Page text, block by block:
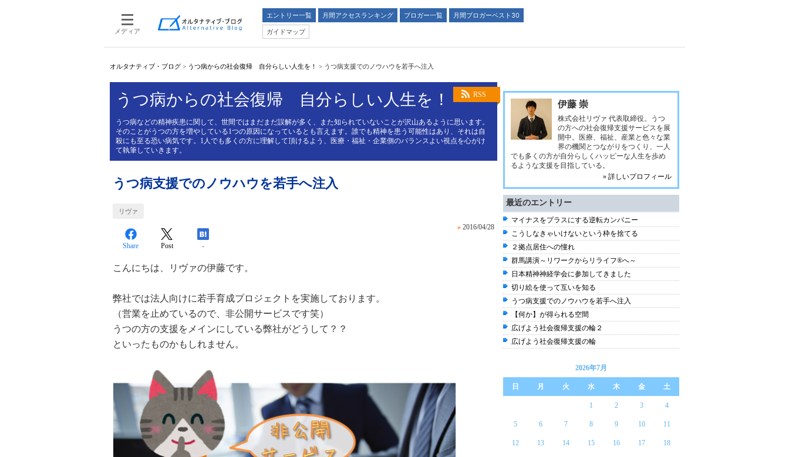
メディア
エントリー一覧 月間アクセスランキング ブロガー一覧
月間ブロガーベスト30
ガイドマップ
オルタナティブ・ブログ > うつ病からの社会復帰 自分らしい人生を！ > うつ病支援でのノウハウを若手へ注入
RSS
うつ病からの社会復帰 自分らしい人生を！
うつ病などの精神疾患に関して、世間ではまだまだ誤解が多く、また知られていないことが沢山あるように思います。
そのことがうつの方を増やしている1つの原因になっているとも言えます。誰でも精神を患う可能性はあり、それは自
殺にも至る恐い病気です。1人でも多くの方に理解して頂けるよう、医療・福祉・企業側のバランスよい視点を心がけ
て執筆していきます。
うつ病支援でのノウハウを若手へ注入
リヴァ
» 2016/04/28
Share Post -
こんにちは、リヴァの伊藤です。
弊社では法人向けに若手育成プロジェクトを実施しております。
（営業を止めているので、非公開サービスです笑）
うつの方の支援をメインにしている弊社がどうして？？
といったものかもしれません。
伊藤 崇
株式会社リヴァ 代表取締役。うつ
の方への社会復帰支援サービスを展
開中。医療、福祉、産業と色々な業
界の機関とつながりをつくり、一人
でも多くの方が自分らしくハッピーな人生を歩め
るような支援を目指している。
» 詳しいプロフィール
最近のエントリー
マイナスをプラスにする逆転カンパニー
こうしなきゃいけないという枠を捨てる
２拠点居住への憧れ
群馬講演～リワークからリライフ®へ～
日本精神神経学会に参加してきました
切り絵を使って互いを知る
うつ病支援でのノウハウを若手へ注入
【何か】が得られる空間
広げよう社会復帰支援の輪２
広げよう社会復帰支援の輪
2026年7月
日 月 火 水 木 金 土
1 2 3 4
5 6 7 8 9 10 11
12 13 14 15 16 17 18